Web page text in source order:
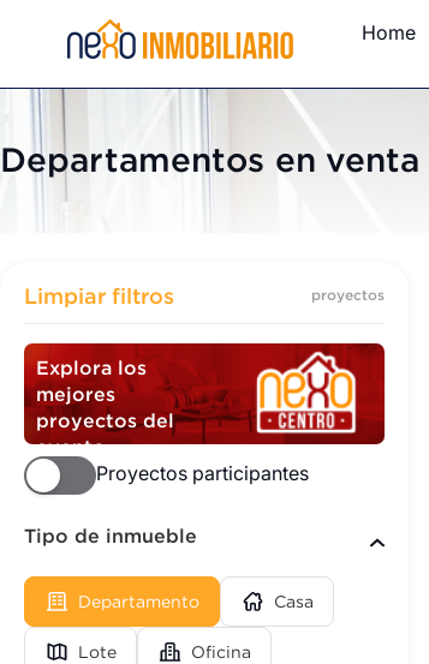
Home
Departamentos en venta
Limpiar filtros proyectos
Explora los
mejores
proyectos del
evento
Proyectos participantes
Tipo de inmueble
Departamento Casa
Lote Oficina